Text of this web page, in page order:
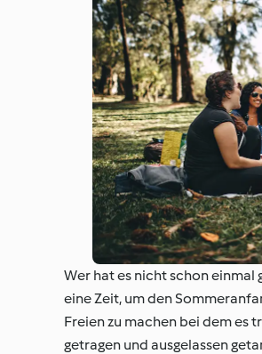
Wer hat es nicht schon einmal
eine Zeit, um den
Freien zu machen bei dem es
getragen und ausgelassen